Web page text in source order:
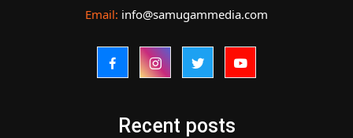
Email: info@samugammedia.com
Recent posts